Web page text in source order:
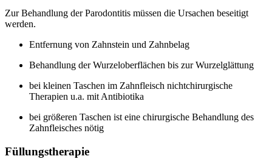
Zur Behandlung der Parodontitis müssen die Ursachen beseitigt
werden.
Entfernung von Zahnstein und Zahnbelag
Behandlung der Wurzeloberflächen bis zur Wurzelglättung
bei kleinen Taschen im Zahnfleisch nichtchirurgische
Therapien u.a. mit Antibiotika
bei größeren Taschen ist eine chirurgische Behandlung des
Zahnfleisches nötig
Füllungstherapie